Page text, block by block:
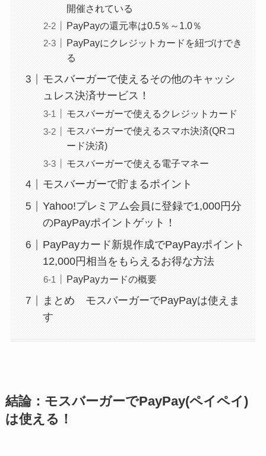
開催されている
PayPayの還元率は0.5％～1.0％
PayPayにクレジットカードを紐づけでき
る
モスバーガーで使えるその他のキャッシ
ュレス決済サービス！
モスバーガーで使えるクレジットカード
モスバーガーで使えるスマホ決済(QRコ
ード決済)
モスバーガーで使える電子マネー
モスバーガーで貯まるポイント
Yahoo!プレミアム会員に登録で1,000円分
のPayPayポイントゲット！
PayPayカード新規作成でPayPayポイント
12,000円相当をもらえるお得な方法
PayPayカードの概要
まとめ モスバーガーでPayPayは使えま
す
結論：モスバーガーでPayPay(ペイペイ)
は使える！